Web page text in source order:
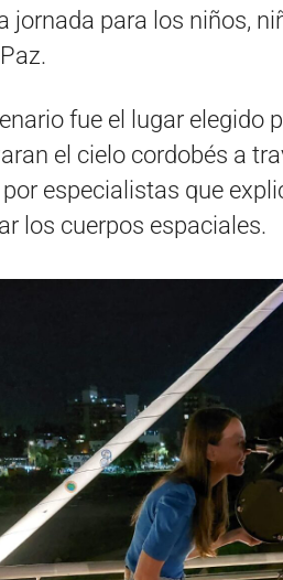
jornada para los niños,
fue el lugar elegido
el cielo cordobés a
especialistas que
los cuerpos espaciales.